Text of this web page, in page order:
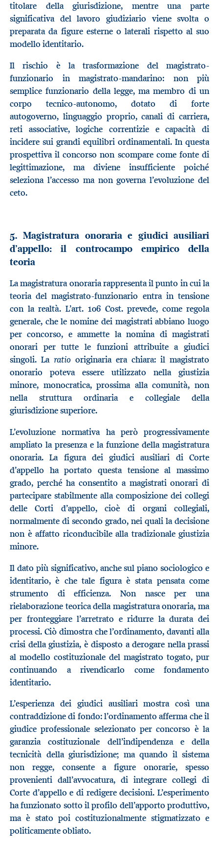
titolare della giurisdizione, mentre una parte
significativa del lavoro giudiziario viene svolta o
preparata da figure esterne o laterali rispetto al suo
modello identitario.
Il rischio è la trasformazione del magistrato-
funzionario in magistrato-mandarino: non più
semplice funzionario della legge, ma membro di un
corpo tecnico-autonomo, dotato di forte
autogoverno, linguaggio proprio, canali di carriera,
reti associative, logiche correntizie e capacità di
incidere sui grandi equilibri ordinamentali. In questa
prospettiva il concorso non scompare come fonte di
legittimazione, ma diviene insufficiente poiché
seleziona l’accesso ma non governa l’evoluzione del
ceto.
5. Magistratura onoraria e giudici ausiliari
d’appello: il controcampo empirico della
teoria
La magistratura onoraria rappresenta il punto in cui la
teoria del magistrato-funzionario entra in tensione
con la realtà. L’art. 106 Cost. prevede, come regola
generale, che le nomine dei magistrati abbiano luogo
per concorso, e ammette la nomina di magistrati
onorari per tutte le funzioni attribuite a giudici
singoli. La ratio originaria era chiara: il magistrato
onorario poteva essere utilizzato nella giustizia
minore, monocratica, prossima alla comunità, non
nella struttura ordinaria e collegiale della
giurisdizione superiore.
L’evoluzione normativa ha però progressivamente
ampliato la presenza e la funzione della magistratura
onoraria. La figura dei giudici ausiliari di Corte
d’appello ha portato questa tensione al massimo
grado, perché ha consentito a magistrati onorari di
partecipare stabilmente alla composizione dei collegi
delle Corti d’appello, cioè di organi collegiali,
normalmente di secondo grado, nei quali la decisione
non è affatto riconducibile alla tradizionale giustizia
minore.
Il dato più significativo, anche sul piano sociologico e
identitario, è che tale figura è stata pensata come
strumento di efficienza. Non nasce per una
rielaborazione teorica della magistratura onoraria, ma
per fronteggiare l’arretrato e ridurre la durata dei
processi. Ciò dimostra che l’ordinamento, davanti alla
crisi della giustizia, è disposto a derogare nella prassi
al modello costituzionale del magistrato togato, pur
continuando a rivendicarlo come fondamento
identitario.
L’esperienza dei giudici ausiliari mostra così una
contraddizione di fondo: l’ordinamento afferma che il
giudice professionale selezionato per concorso è la
garanzia costituzionale dell’indipendenza e della
tecnicità della giurisdizione; ma quando il sistema
non regge, consente a figure onorarie, spesso
provenienti dall’avvocatura, di integrare collegi di
Corte d’appello e di redigere decisioni. L’esperimento
ha funzionato sotto il profilo dell’apporto produttivo,
ma è stato poi costituzionalmente stigmatizzato e
politicamente obliato.